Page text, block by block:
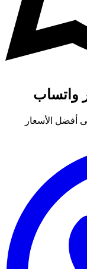
واتساب
أفضل الأسعار